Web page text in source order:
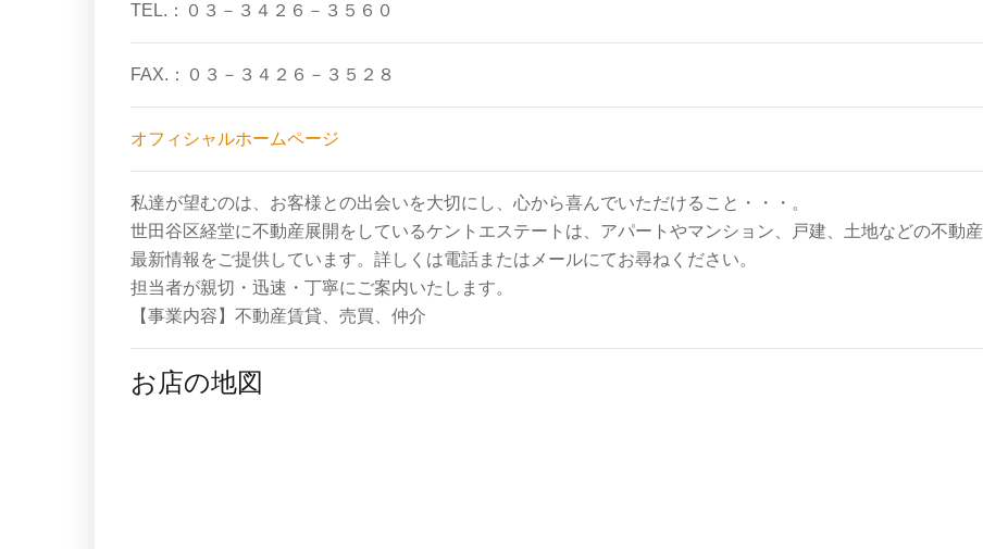
TEL.：０３－３４２６－３５６０
FAX.：０３－３４２６－３５２８
オフィシャルホームページ
私達が望むのは、お客様との出会いを大切にし、心から喜んでいただけること・・・。
世田谷区経堂に不動産展開をしているケントエステートは、アパートやマンション、戸建、土地などの不動産
最新情報をご提供しています。詳しくは電話またはメールにてお尋ねください。
担当者が親切・迅速・丁寧にご案内いたします。
【事業内容】不動産賃貸、売買、仲介
お店の地図